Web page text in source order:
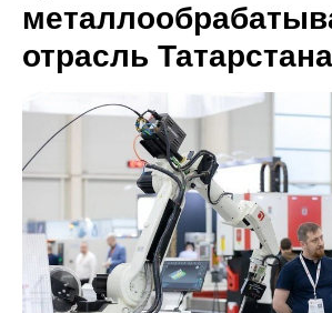
отрасль Татарстана